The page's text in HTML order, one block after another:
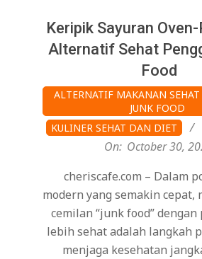
Keripik Sayuran
Alternatif Sehat
Food
2025-
30
ALTERNATIF MAKANAN
JUNK FOOD
KULINER SEHAT DAN DIET
On: October 30,
cheriscafe.com – Dalam
modern yang semakin cepat,
cemilan “junk food”
lebih sehat adalah langkah
menjaga kesehatan